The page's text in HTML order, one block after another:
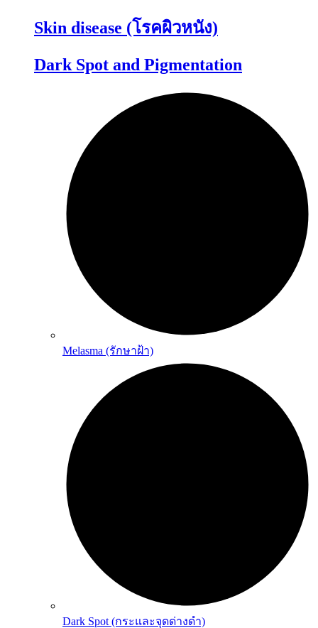
Skin disease (โรคผิวหนัง)
Dark Spot and Pigmentation
Melasma (รักษาฝ้า)
Dark Spot (กระและจุดด่างดำ)